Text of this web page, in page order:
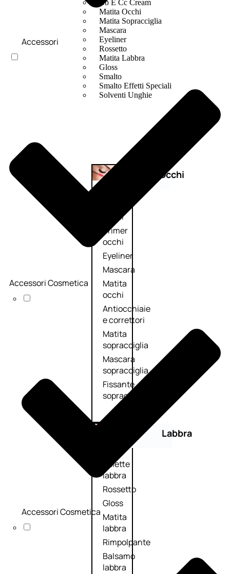
Bb E Cc Cream
Matita Occhi
Matita Sopracciglia
Mascara
Eyeliner
Rossetto
Matita Labbra
Gloss
Smalto
Smalto Effetti Speciali
Solventi Unghie
Occhi
occhi
Primer
occhi
Eyeliner
Mascara
Matita
occhi
Antiocchiaie
e correttori
Matita
sopracciglia
Mascara
sopracciglia
Fissante
sopracciglia
Labbra
Palette
labbra
Rossetto
Gloss
Matita
labbra
Rimpolpante
Balsamo
labbra
Accessori
Accessori Cosmetica
Accessori Cosmetica